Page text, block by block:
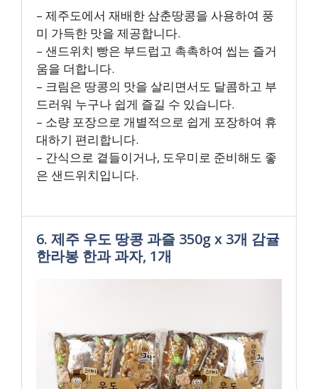
– 제주도에서 재배한 삼춘땅콩을 사용하여 풍
미 가득한 맛을 제공합니다.
– 샌드위치 빵은 부드럽고 촉촉하여 씹는 즐거
움을 더합니다.
– 크림은 땅콩의 맛을 살리면서도 달콤하고 부
드러워 누구나 쉽게 즐길 수 있습니다.
– 소량 포장으로 개별적으로 쉽게 포장하여 휴
대하기 편리합니다.
– 간식으로 곁들이거나, 도우미로 준비해도 좋
은 샌드위치입니다.
6. 제주 우도 땅콩 과즐 350g x 3개 감귤
한라봉 한과 과자, 1개